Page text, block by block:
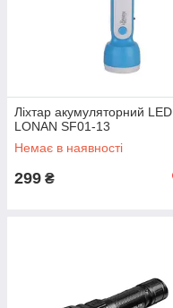
Ліхтар акумуляторний LED
LONAN SF01-13
Немає в наявності
299 ₴